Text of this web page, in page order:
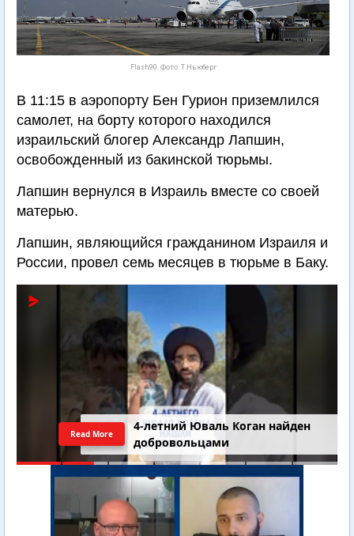
Flash90. Фото: Т.Ньюберг
В 11:15 в аэропорту Бен Гурион приземлился
самолет, на борту которого находился
израильский блогер Александр Лапшин,
освобожденный из бакинской тюрьмы.
Лапшин вернулся в Израиль вместе со своей
матерью.
Лапшин, являющийся гражданином Израиля и
России, провел семь месяцев в тюрьме в Баку.
4-летний Юваль Коган найден
добровольцами
Read More